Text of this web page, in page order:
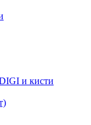
и кисти